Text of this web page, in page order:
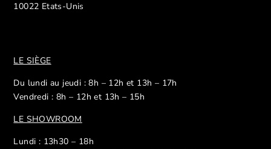
10022 Etats-Unis
LE SIÈGE
Du lundi au jeudi : 8h – 12h et 13h – 17h
Vendredi : 8h – 12h et 13h – 15h
LE SHOWROOM
Lundi : 13h30 – 18h